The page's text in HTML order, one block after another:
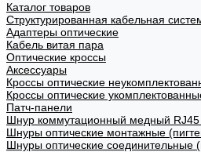
Каталог товаров
Структурированная кабельная
Адаптеры оптические
Кабель витая пара
Оптические кроссы
Аксессуары
Кроссы оптические
Кроссы оптические
Патч-панели
Шнур коммутационный медный RJ45
Шнуры оптические монтажные
Шнуры оптические соединительные